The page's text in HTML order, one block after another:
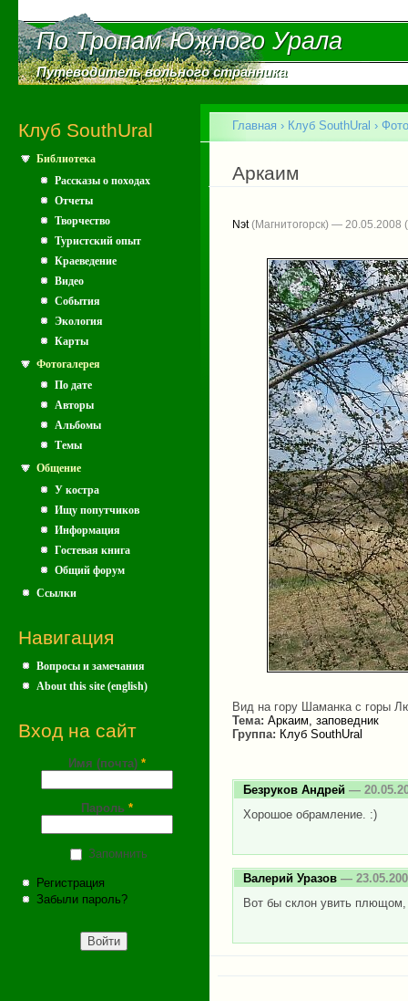
По Тропам Южного Урала
По Тропам Южного Урала
Путеводитель вольного странника
Путеводитель вольного странника
Клуб SouthUral
Библиотека
Рассказы о походах
Отчеты
Творчество
Туристский опыт
Краеведение
Видео
События
Экология
Карты
Фотогалерея
По дате
Авторы
Альбомы
Темы
Общение
У костра
Ищу попутчиков
Информация
Гостевая книга
Общий форум
Ссылки
Навигация
Вопросы и замечания
About this site (english)
Вход на сайт
Имя (почта) *
Пароль *
Запомнить
Регистрация
Забыли пароль?
Вы здесь
Главная › Клуб SouthUral ›
Аркаим
Nэt(Магнитогорск) — 20.05.2008
Вид на гору Шаманка с горы
Тема: Аркаим, заповедник
Группа: Клуб SouthUral
Безруков Андрей —
Хорошое обрамление. :)
Валерий Уразов —
Вот бы склон увить